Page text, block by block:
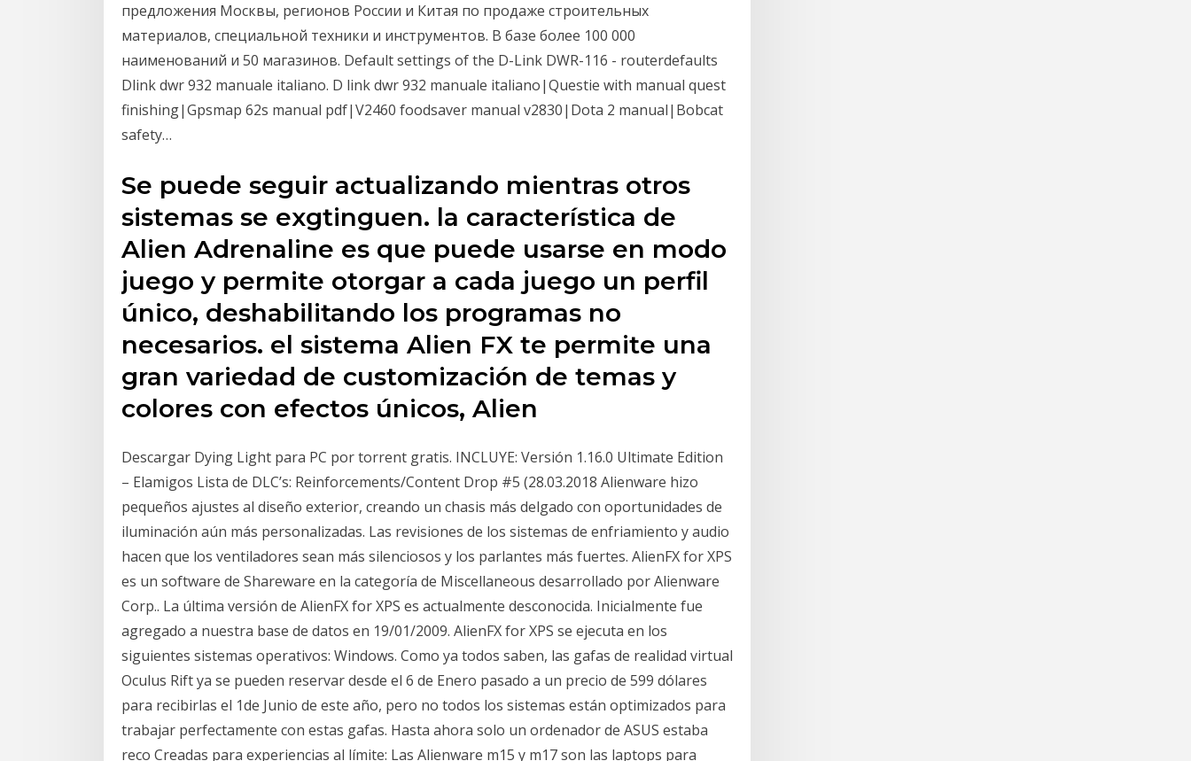
предложения Москвы, регионов России и Китая по продаже строительных
материалов, специальной техники и инструментов. В базе более 100 000
наименований и 50 магазинов. Default settings of the D-Link DWR-116 - routerdefaults
Dlink dwr 932 manuale italiano. D link dwr 932 manuale italiano|Questie with manual quest
finishing|Gpsmap 62s manual pdf|V2460 foodsaver manual v2830|Dota 2 manual|Bobcat
safety…
Se puede seguir actualizando mientras otros
sistemas se exgtinguen. la característica de
Alien Adrenaline es que puede usarse en modo
juego y permite otorgar a cada juego un perfil
único, deshabilitando los programas no
necesarios. el sistema Alien FX te permite una
gran variedad de customización de temas y
colores con efectos únicos, Alien
Descargar Dying Light para PC por torrent gratis. INCLUYE: Versión 1.16.0 Ultimate Edition
– Elamigos Lista de DLC’s: Reinforcements/Content Drop #5 (28.03.2018 Alienware hizo
pequeños ajustes al diseño exterior, creando un chasis más delgado con oportunidades de
iluminación aún más personalizadas. Las revisiones de los sistemas de enfriamiento y audio
hacen que los ventiladores sean más silenciosos y los parlantes más fuertes. AlienFX for XPS
es un software de Shareware en la categoría de Miscellaneous desarrollado por Alienware
Corp.. La última versión de AlienFX for XPS es actualmente desconocida. Inicialmente fue
agregado a nuestra base de datos en 19/01/2009. AlienFX for XPS se ejecuta en los
siguientes sistemas operativos: Windows. Como ya todos saben, las gafas de realidad virtual
Oculus Rift ya se pueden reservar desde el 6 de Enero pasado a un precio de 599 dólares
para recibirlas el 1de Junio de este año, pero no todos los sistemas están optimizados para
trabajar perfectamente con estas gafas. Hasta ahora solo un ordenador de ASUS estaba
reco Creadas para experiencias al límite: Las Alienware m15 y m17 son las laptops para